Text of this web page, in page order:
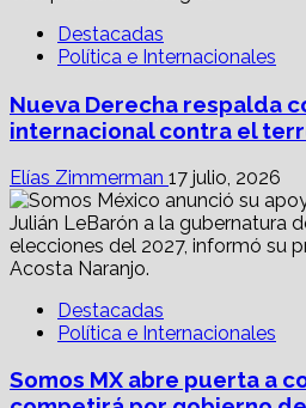
Destacadas
Política e Internacionales
Nueva Derecha respalda
internacional contra el
Elías Zimmerman 17 julio, 2026
Destacadas
Política e Internacionales
Somos MX abre puerta a